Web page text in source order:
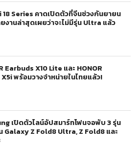
18 Series คาดเปิดตัวที่จีนช่วงกันยายน
งานล่าสุดเผยว่าจะไม่มีรุ่น Ultra แล้ว
Earbuds X10 Lite และ HONOR
พร้อมวางจำหน่ายในไทยแล้ว!
เปิดตัวไลน์อัปสมาร์ทโฟนจอพับ 3 รุ่น
Galaxy Z Fold8 Ultra, Z Fold8 และ